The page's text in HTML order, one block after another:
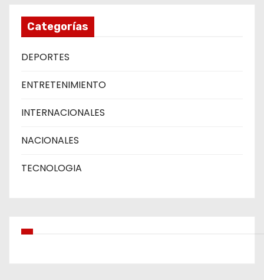
Categorías
DEPORTES
ENTRETENIMIENTO
INTERNACIONALES
NACIONALES
TECNOLOGIA